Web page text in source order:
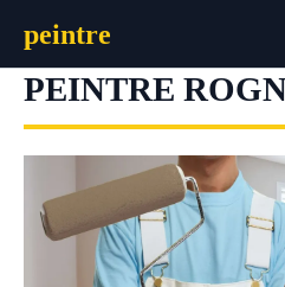
contenu
peintre
PEINTRE